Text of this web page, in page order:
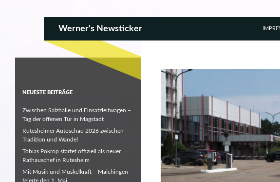
Werner's Newsticker
NEUESTE BEITRÄGE
Zwischen Salzhalle und Einsatzleitwagen –
Tag der offenen Tür in Magstadt
Rutesheimer Autoschau 2026 zwischen
Tradition und Wandel
Tobias Pokrop startet offiziell als neuer
Rathauschef in Rutesheim
Mit Musik und Muskelkraft – Maichingen
feierte den 1. Mai